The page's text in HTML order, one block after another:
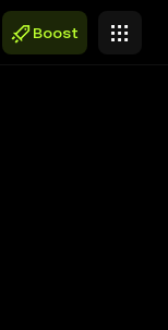
Boost